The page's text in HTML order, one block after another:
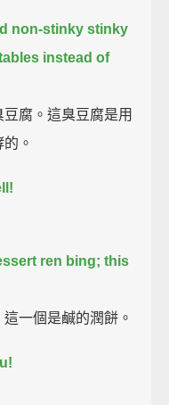
non-stinky stinky
instead of
腐。這臭豆腐是用
。
ren bing; this
一個是鹹的潤餅。